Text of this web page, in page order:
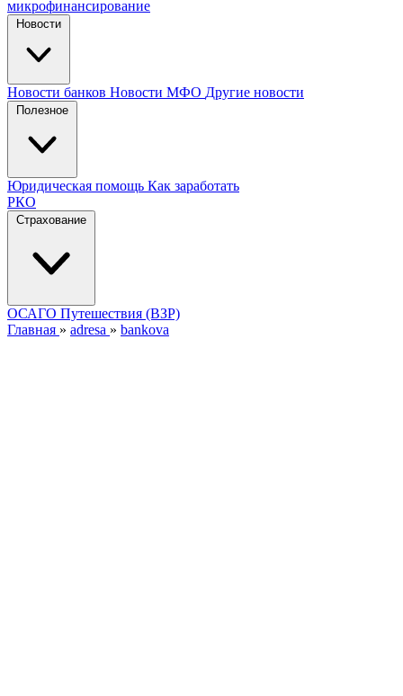
микрофинансирование
Новости
Новости банков Новости МФО Другие новости
Полезное
Юридическая помощь Как заработать
РКО
Страхование
ОСАГО Путешествия (ВЗР)
Главная » adresa » bankova